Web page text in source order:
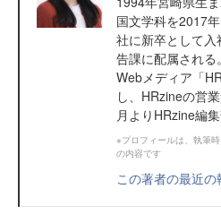
国文学科を2017
社に新卒として
告課に配属され
Webメディア「
し、HRzineの営
月よりHRzine編集
※プロフィールは、執筆
の内容です
この著者の最近の